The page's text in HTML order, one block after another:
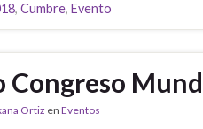
, Cumbre, Evento
Congreso
Ortiz en Eventos